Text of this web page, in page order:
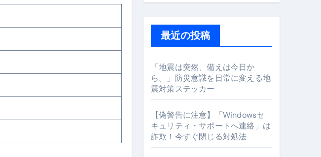
はコレ！
め】#アーモンド #ダイエット #筋トレ #美容 #健康 #雑学 #ナレーター #小林将大
らどちらを選びますか？ #shorts
最近の投稿
「地震は突然、備えは今日か
ら。」防災意識を日常に変える地
震対策ステッカー
【偽警告に注意】「Windowsセ
キュリティ・サポートへ連絡」は
詐欺！今すぐ閉じる対処法